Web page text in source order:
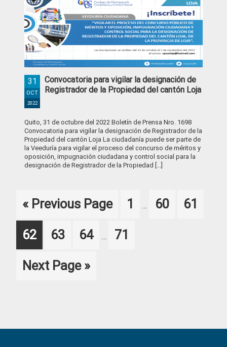
Convocatoria para vigilar la designación de
Registrador de la Propiedad del cantón Loja
31
OCT
2022
Quito, 31 de octubre del 2022 Boletín de Prensa Nro. 1698
Convocatoria para vigilar la designación de Registrador de la
Propiedad del cantón Loja La ciudadanía puede ser parte de
la Veeduría para vigilar el proceso del concurso de méritos y
oposición, impugnación ciudadana y control social para la
designación de Registrador de la Propiedad [...]
« Go
to
Previous Page Page
1
pages
… Page
60 Page
61
Page
62 Page
63 Page
64
pages
… Page
71
Go
Next Page »